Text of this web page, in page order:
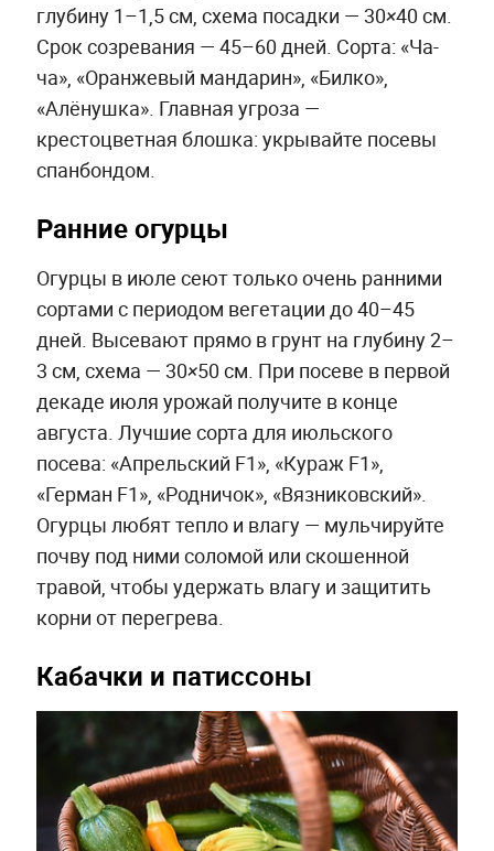
глубину 1–1,5 см, схема посадки — 30×40 см.
Срок созревания — 45–60 дней. Сорта: «Ча-
ча», «Оранжевый мандарин», «Билко»,
«Алёнушка». Главная угроза —
крестоцветная блошка: укрывайте посевы
спанбондом.
Ранние огурцы
Огурцы в июле сеют только очень ранними
сортами с периодом вегетации до 40–45
дней. Высевают прямо в грунт на глубину 2–
3 см, схема — 30×50 см. При посеве в первой
декаде июля урожай получите в конце
августа. Лучшие сорта для июльского
посева: «Апрельский F1», «Кураж F1»,
«Герман F1», «Родничок», «Вязниковский».
Огурцы любят тепло и влагу — мульчируйте
почву под ними соломой или скошенной
травой, чтобы удержать влагу и защитить
корни от перегрева.
Кабачки и патиссоны